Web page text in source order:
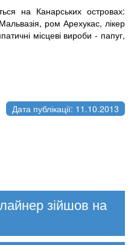
на Канарських островах:
ром Арехукас, лікер
місцеві вироби - папуг,
Дата публікації: 11.10.2013
зійшов на